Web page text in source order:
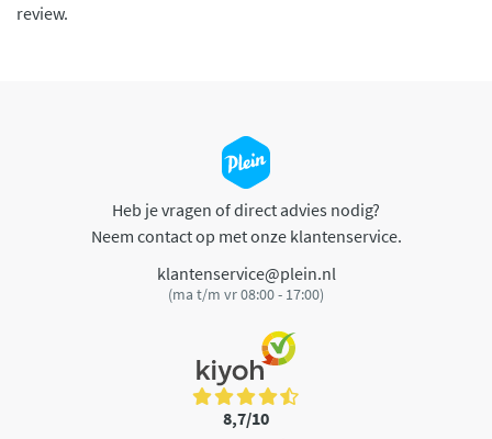
review.
Heb je vragen of direct advies nodig?
Neem contact op met onze klantenservice.
klantenservice@plein.nl
(ma t/m vr 08:00 - 17:00)
8,7/10